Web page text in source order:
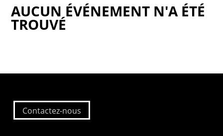
AUCUN ÉVÉNEMENT N'A ÉTÉ
TROUVÉ
Contactez-nous